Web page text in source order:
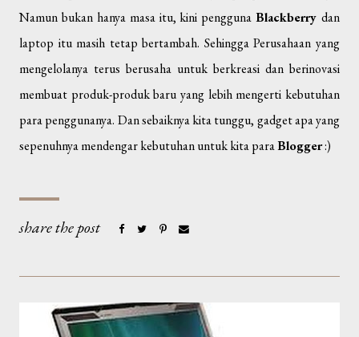
Namun bukan hanya masa itu, kini penggunaBlackberry dan
laptop itu masih tetap bertambah. Sehingga Perusahaan yang
mengelolanya terus berusaha untuk berkreasi dan berinovasi
membuat produk-produk baru yang lebih mengerti kebutuhan
para penggunanya. Dan sebaiknya kita tunggu, gadget apa yang
sepenuhnya mendengar kebutuhan untuk kita paraBlogger:)